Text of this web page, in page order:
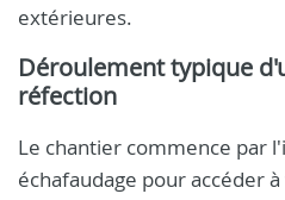
extérieures.
Déroulement typique
réfection
Le chantier commence par
échafaudage pour accéder